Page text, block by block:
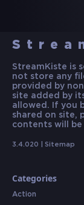
StreamKiste is
not store any
provided by
site added by
allowed. If you
shared on site,
contents will
3.4.020 | Sitemap
Categories
Action